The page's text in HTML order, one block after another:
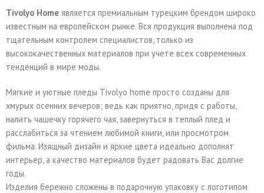
Tivolyo Home является премиальным турецким брендом широко
известным на европейском рынке. Вся продукция выполнена под
тщательным контролем специалистов, только из
высококачественных материалов при учете всех современных
тенденций в мире моды.
Мягкие и уютные пледы Tivolyo home просто созданы для
хмурых осенних вечеров; ведь как приятно, придя с работы,
налить чашечку горячего чая, завернуться в теплый плед и
расслабиться за чтением любимой книги, или просмотром
фильма. Изящный дизайн и яркие цвета идеально дополнят
интерьер, а качество материалов будет радовать Вас долгие
годы.
Изделия бережно сложены в подарочную упаковку с логотипом